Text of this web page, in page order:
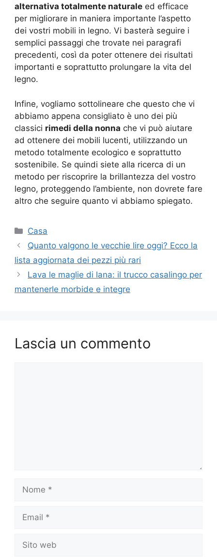
alternativa totalmente naturale ed efficace
per migliorare in maniera importante l’aspetto
dei vostri mobili in legno. Vi basterà seguire i
semplici passaggi che trovate nei paragrafi
precedenti, così da poter ottenere dei risultati
importanti e soprattutto prolungare la vita del
legno.
Infine, vogliamo sottolineare che questo che vi
abbiamo appena consigliato è uno dei più
classici rimedi della nonna che vi può aiutare
ad ottenere dei mobili lucenti, utilizzando un
metodo totalmente ecologico e soprattutto
sostenibile. Se quindi siete alla ricerca di un
metodo per riscoprire la brillantezza del vostro
legno, proteggendo l’ambiente, non dovrete fare
altro che seguire quanto vi abbiamo spiegato.
Categorie
Casa
Quanto valgono le vecchie lire oggi? Ecco la
lista aggiornata dei pezzi più rari
Lava le maglie di lana: il trucco casalingo per
mantenerle morbide e integre
Lascia un commento
web